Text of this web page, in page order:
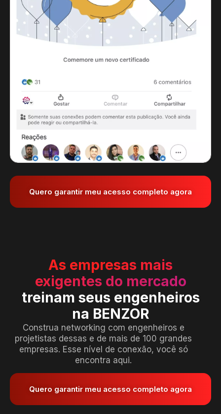
Quero garantir meu acesso completo agora
As empresas mais
exigentes do mercado
treinam seus engenheiros
na BENZOR
Construa networking com engenheiros e
projetistas dessas e de mais de 100 grandes
empresas. Esse nível de conexão, você só
encontra aqui.
Quero garantir meu acesso completo agora